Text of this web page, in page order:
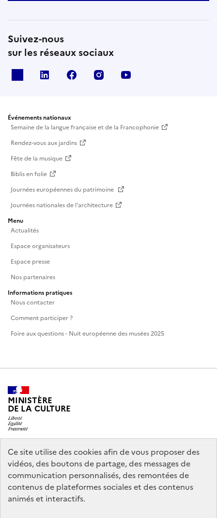
Ce site utilise des cookies afin de vous proposer des
vidéos, des boutons de partage, des messages de
communication personnalisés, des remontées de
contenus de plateformes sociales et des contenus
animés et interactifs.
Suivez-nous
sur les réseaux sociaux
Linkedin Facebook Instagram
Événements nationaux
Semaine de la langue française et de la Francophonie
Rendez-vous aux jardins
Fête de la musique
Biblis en folie
Journées européennes du patrimoine
Journées nationales de l'architecture
Menu
Actualités
Espace organisateurs
Espace presse
Nos partenaires
Informations pratiques
Nous contacter
Comment participer ?
Foire aux questions - Nuit européenne des musées 2025
MINISTÈRE
DE LA CULTURE
legifrance.gouv.fr
info.gouv.fr
service-public.gouv.fr
data.gouv.fr